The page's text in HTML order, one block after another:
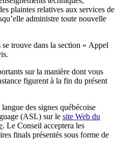
plaintes relatives aux services de
administre toute nouvelle
trouve dans la section « Appel
sur la manière dont vous
figurent à la fin du présent
des signes québécoise
(ASL) sur le site Web du
. Le Conseil acceptera les
finals présentés sous forme de